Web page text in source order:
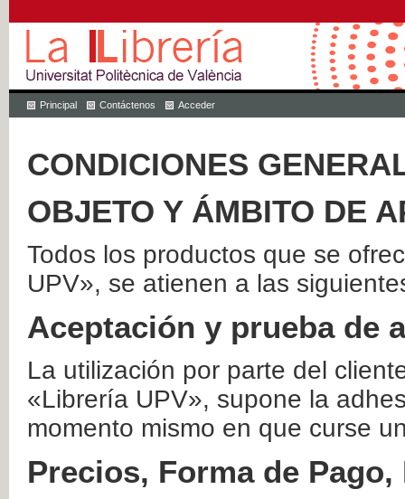
Principal Contáctenos Acceder
CONDICIONES
OBJETO Y ÁMBITO DE
Todos los productos que se
UPV», se atienen a las
Aceptación y prueba de
La utilización por parte del
«Librería UPV», supone la
momento mismo en que curse
Precios, Forma de